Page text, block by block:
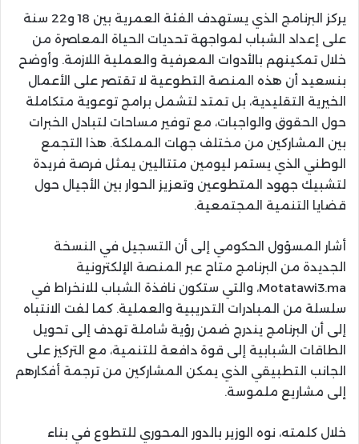
يركز البرنامج الذي يستهدف الفئة العمرية بين 18 و22 سنة
على إعداد الشباب لمواجهة تحديات الحياة المعاصرة من
خلال تمكينهم بالأدوات المعرفية والعملية اللازمة. وأوضح
بنسعيد أن هذه المنصة التطوعية لا تقتصر على الأعمال
الخيرية التقليدية، بل تمتد لتشمل برامج توعوية متكاملة
حول الحقوق والواجبات، مع توفير مساحات لتبادل الخبرات
بين المشاركين من مختلف جهات المملكة. هذا التجمع
الوطني الذي يستمر ليومين متتاليين يمثل فرصة فريدة
لتشبيك جهود المتطوعين وتعزيز الحوار بين الأجيال حول
قضايا التنمية المجتمعية.
أشار المسؤول الحكومي إلى أن التسجيل في النسخة
الجديدة من البرنامج متاح عبر المنصة الإلكترونية
Motatawi3.ma، والتي ستكون نافذة الشباب للانخراط في
سلسلة من المبادرات التدريبية والعملية. كما لفت الانتباه
إلى أن البرنامج يندرج ضمن رؤية شاملة تهدف إلى تحويل
الطاقات الشبابية إلى قوة دافعة للتنمية، مع التركيز على
الجانب التطبيقي الذي يمكن المشاركين من ترجمة أفكارهم
إلى مشاريع ملموسة.
خلال كلمته، نوه الوزير بالدور المحوري للتطوع في بناء